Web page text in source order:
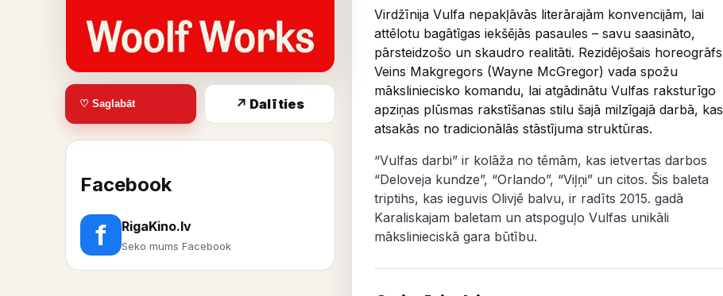
♡ Saglabāt ↗ Dalīties
Facebook
f RigaKino.lv
Seko mums Facebook
Virdžīnija Vulfa nepakļāvās literārajām konvencijām, lai
attēlotu bagātīgas iekšējās pasaules – savu saasināto,
pārsteidzošo un skaudro realitāti. Rezidējošais horeogrāfs
Veins Makgregors (Wayne McGregor) vada spožu
māksliniecisko komandu, lai atgādinātu Vulfas raksturīgo
apziņas plūsmas rakstīšanas stilu šajā milzīgajā darbā, kas
atsakās no tradicionālās stāstījuma struktūras.
“Vulfas darbi” ir kolāža no tēmām, kas ietvertas darbos
“Deloveja kundze”, “Orlando”, “Viļņi” un citos. Šis baleta
triptihs, kas ieguvis Olivjē balvu, ir radīts 2015. gadā
Karaliskajam baletam un atspoguļo Vulfas unikāli
mākslinieciskā gara būtību.